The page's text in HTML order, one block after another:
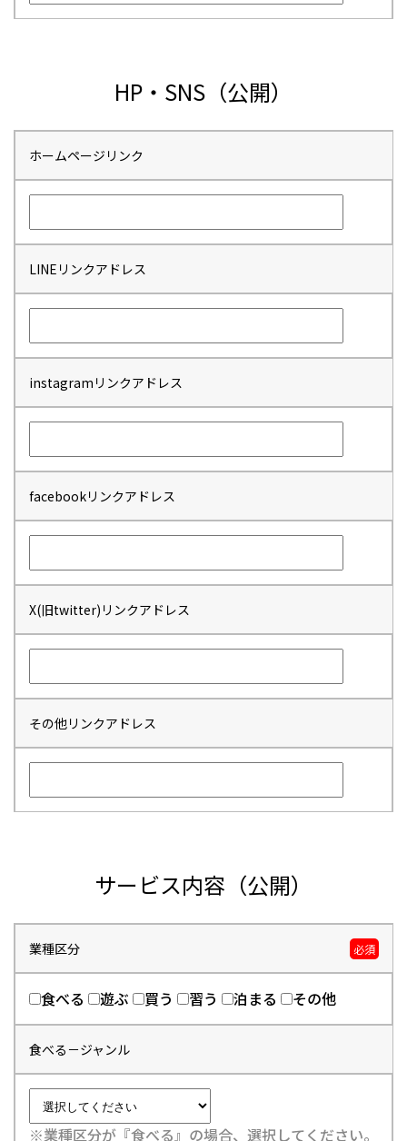
HP・SNS（公開）
ホームページリンク
LINEリンクアドレス
instagramリンクアドレス
facebookリンクアドレス
X(旧twitter)リンクアドレス
その他リンクアドレス
サービス内容（公開）
業種区分 必須
食べる 遊ぶ 買う 習う 泊まる その他
食べる－ジャンル
※業種区分が『食べる』の場合、選択してください。